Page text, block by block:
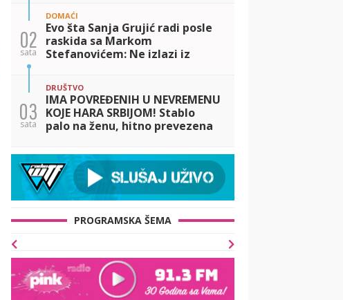
bikiniju... (FOTO)
02
sata
DOMAĆI
Evo šta Sanja Grujić radi posle
raskida sa Markom
Stefanovićem: Ne izlazi iz
bolje nije izgledala! (FOTO)
03
sata
DRUŠTVO
IMA POVREĐENIH U NEVREMENU
KOJE HARA SRBIJOM! Stablo
palo na ženu, hitno prevezena
stabla, pogledajte STRAŠNE
PRIZORE
PROGRAMSKA ŠEMA